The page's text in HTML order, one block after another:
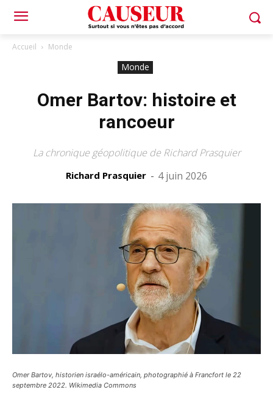
Accueil Monde
Monde
Omer Bartov: histoire et
rancoeur
La chronique géopolitique de Richard Prasquier
Richard Prasquier - 4 juin 2026
Omer Bartov, historien israélo-américain, photographié à Francfort le 22
septembre 2022. Wikimedia Commons